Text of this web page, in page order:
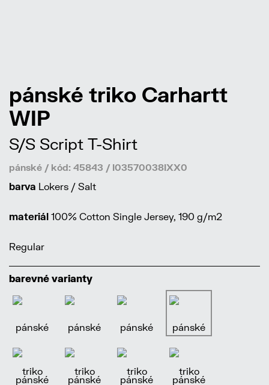
pánské triko Carhartt
WIP
S/S Script T-Shirt
pánské / kód: 45843 / I03570038IXX0
barva Lokers / Salt
materiál 100% Cotton Single Jersey, 190 g/m2
Regular
barevné varianty